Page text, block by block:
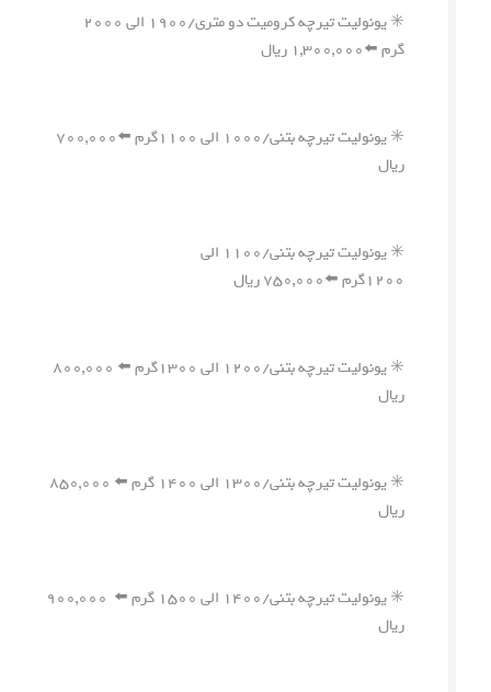
✳️ یونولیت تیرچه کرومیت دو متری/۱۹۰۰ الی ۲۰۰۰
گرم ⬅️۱,۳۰۰,۰۰۰ ریال
✳️ یونولیت تیرچه بتنی/۱۰۰۰ الی ۱۱۰۰گرم ⬅️۷۰۰,۰۰۰
ریال
✳️ یونولیت تیرچه بتنی/۱۱۰۰ الی
۱۲۰۰گرم ⬅️۷۵۰,۰۰۰ ریال
✳️ یونولیت تیرچه بتنی/۱۲۰۰ الی ۱۳۰۰گرم ⬅️ ۸۰۰,۰۰۰
ریال
✳️ یونولیت تیرچه بتنی/۱۳۰۰ الی ۱۴۰۰ گرم ⬅️ ۸۵۰,۰۰۰
ریال
✳️ یونولیت تیرچه بتنی/۱۴۰۰ الی ۱۵۰۰ گرم ⬅️ ۹۰۰,۰۰۰
ریال